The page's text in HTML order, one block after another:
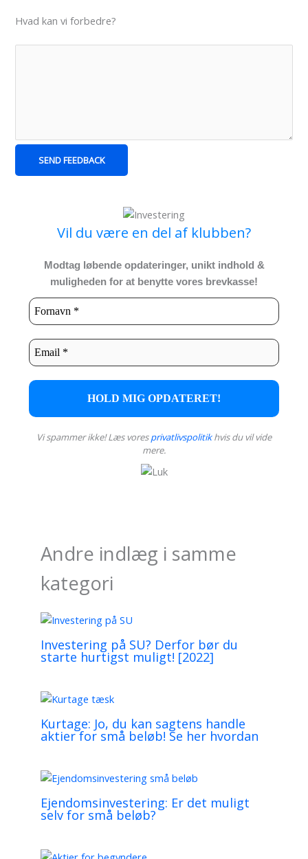
Hvad kan vi forbedre?
SEND FEEDBACK
Vil du være en del af klubben?
Modtag løbende opdateringer, unikt indhold &
muligheden for at benytte vores brevkasse!
Vi spammer ikke! Læs voresprivatlivspolitikhvis du vil vide
mere.
Andre indlæg i samme
kategori
Investering på SU? Derfor bør du
starte hurtigst muligt! [2022]
Kurtage: Jo, du kan sagtens handle
aktier for små beløb! Se her hvordan
Ejendomsinvestering: Er det muligt
selv for små beløb?